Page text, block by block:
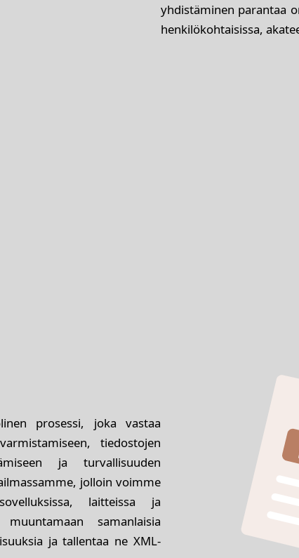
yhdistäminen parantaa
henkilökohtaisissa,
prosessi, joka vastaa
tiedostojen
ja turvallisuuden
jolloin voimme
laitteissa ja
samanlaisia
ja tallentaa ne XML-